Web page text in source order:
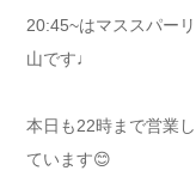
20:45~はマススパー
山です♩
本日も22時まで営業
ています😊